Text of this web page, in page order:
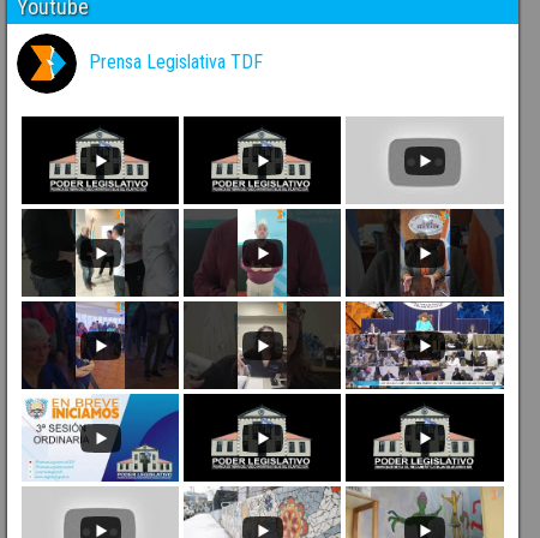
Youtube
Prensa Legislativa TDF